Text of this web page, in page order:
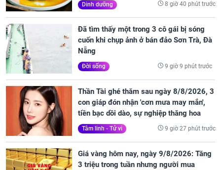
Dinh dưỡng 8 giờ 40 phút trước
Đã tìm thấy một trong 3 cô gái bị sóng
cuốn khi chụp ảnh ở bán đảo Sơn Trà, Đà
Nẵng
Đời sống 9 giờ 9 phút trước
Thần Tài ghé thăm sau ngày 8/8/2026, 3
con giáp đón nhận 'cơn mưa may mắn',
tiền bạc dồi dào, sự nghiệp thăng hoa
Tâm linh - Tử vi 9 giờ 27 phút trước
Giá vàng hôm nay, ngày 9/8/2026: Tăng
3 triệu trong tuần nhưng người mua